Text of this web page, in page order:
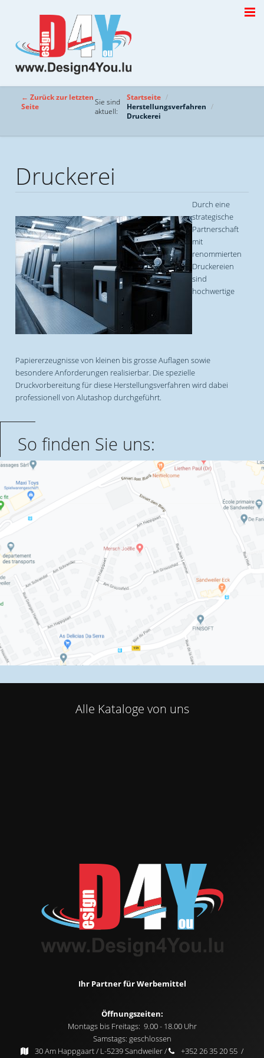
← Zurück zur letzten
Seite
Sie sind
aktuell:
Startseite
Herstellungsverfahren
Druckerei
Druckerei
Durch eine
strategische
Partnerschaft
mit
renommierten
Druckereien
sind
hochwertige
Papiererzeugnisse von kleinen bis grosse Auflagen sowie
besondere Anforderungen realisierbar. Die spezielle
Druckvorbereitung für diese Herstellungsverfahren wird dabei
professionell von Alutashop durchgeführt.
So finden Sie uns:
Alle Kataloge von uns
Ihr Partner für Werbemittel
Öffnungszeiten:
Montags bis Freitags: 9.00 - 18.00 Uhr
Samstags: geschlossen
30 Am Happgaart / L-5239 Sandweiler /
+352 26 35 20 55 /